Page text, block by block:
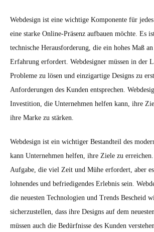
Webdesign ist eine wichtige Komponente für
eine starke Online-Präsenz aufbauen möchte. Es
technische Herausforderung, die ein hohes Maß
Erfahrung erfordert. Webdesigner müssen in der
Probleme zu lösen und einzigartige Designs zu
Anforderungen des Kunden entsprechen.
Investition, die Unternehmen helfen kann, ihre
ihre Marke zu stärken.
Webdesign ist ein wichtiger Bestandteil des
kann Unternehmen helfen, ihre Ziele zu
Aufgabe, die viel Zeit und Mühe erfordert, aber
lohnendes und befriedigendes Erlebnis sein.
die neuesten Technologien und Trends Bescheid
sicherzustellen, dass ihre Designs auf dem
müssen auch die Bedürfnisse des Kunden